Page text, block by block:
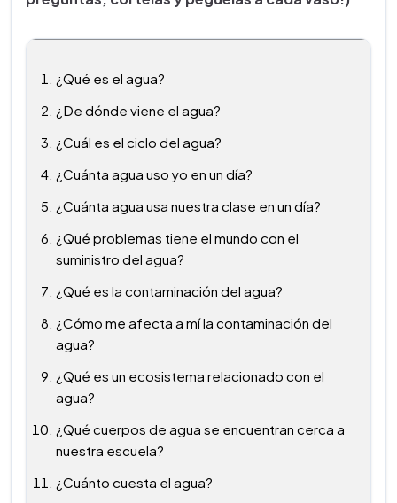
¿Qué es el agua?
¿De dónde viene el agua?
¿Cuál es el ciclo del agua?
¿Cuánta agua uso yo en un día?
¿Cuánta agua usa nuestra clase en un día?
¿Qué problemas tiene el mundo con el
suministro del agua?
¿Qué es la contaminación del agua?
¿Cómo me afecta a mí la contaminación del
agua?
¿Qué es un ecosistema relacionado con el
agua?
¿Qué cuerpos de agua se encuentran cerca a
nuestra escuela?
¿Cuánto cuesta el agua?